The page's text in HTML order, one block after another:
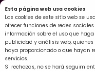
Esta página web usa cookies
Las cookies de este sitio web se
ofrecer funciones de redes
información sobre el uso que
publicidad y análisis web,
haya proporcionado o que hayan
servicios.
Si rechazas, no se hará
Ir
al
contenido